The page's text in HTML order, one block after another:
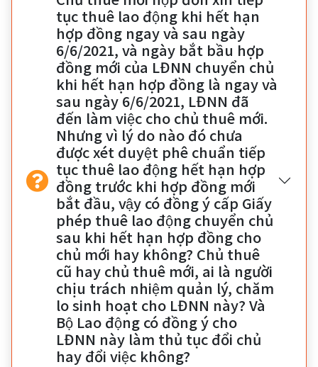
tục thuê lao động khi hết hạn
hợp đồng ngay và sau ngày
6/6/2021, và ngày bắt bầu hợp
đồng mới của LĐNN chuyển chủ
khi hết hạn hợp đồng là ngay và
sau ngày 6/6/2021, LĐNN đã
đến làm việc cho chủ thuê mới.
Nhưng vì lý do nào đó chưa
được xét duyệt phê chuẩn tiếp
tục thuê lao động hết hạn hợp
đồng trước khi hợp đồng mới
bắt đầu, vậy có đồng ý cấp Giấy
phép thuê lao động chuyển chủ
sau khi hết hạn hợp đồng cho
chủ mới hay không? Chủ thuê
cũ hay chủ thuê mới, ai là người
chịu trách nhiệm quản lý, chăm
lo sinh hoạt cho LĐNN này? Và
Bộ Lao động có đồng ý cho
LĐNN này làm thủ tục đổi chủ
hay đổi việc không?